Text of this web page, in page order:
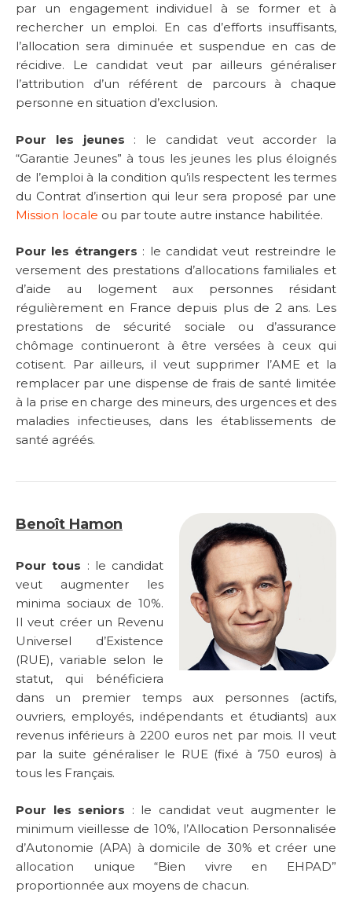
par un engagement individuel à se former et à
rechercher un emploi. En cas d’efforts insuffisants,
l’allocation sera diminuée et suspendue en cas de
récidive. Le candidat veut par ailleurs généraliser
l’attribution d’un référent de parcours à chaque
personne en situation d’exclusion.
Pour les jeunes : le candidat veut accorder la
“Garantie Jeunes” à tous les jeunes les plus éloignés
de l’emploi à la condition qu’ils respectent les termes
du Contrat d’insertion qui leur sera proposé par une
Mission locale ou par toute autre instance habilitée.
Pour les étrangers : le candidat veut restreindre le
versement des prestations d’allocations familiales et
d’aide au logement aux personnes résidant
régulièrement en France depuis plus de 2 ans. Les
prestations de sécurité sociale ou d’assurance
chômage continueront à être versées à ceux qui
cotisent. Par ailleurs, il veut supprimer l’AME et la
remplacer par une dispense de frais de santé limitée
à la prise en charge des mineurs, des urgences et des
maladies infectieuses, dans les établissements de
santé agréés.
Benoît Hamon
Pour tous : le candidat
veut augmenter les
minima sociaux de 10%.
Il veut créer un Revenu
Universel d’Existence
(RUE), variable selon le
statut, qui bénéficiera
dans un premier temps aux personnes (actifs,
ouvriers, employés, indépendants et étudiants) aux
revenus inférieurs à 2200 euros net par mois. Il veut
par la suite généraliser le RUE (fixé à 750 euros) à
tous les Français.
Pour les seniors : le candidat veut augmenter le
minimum vieillesse de 10%, l’Allocation Personnalisée
d’Autonomie (APA) à domicile de 30% et créer une
allocation unique “Bien vivre en EHPAD”
proportionnée aux moyens de chacun.